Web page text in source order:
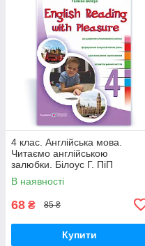
4 клас. Англійська мова.
Читаємо англійською
залюбки. Білоус Г. ПіП
В наявності
68 ₴ 85 ₴
Купити